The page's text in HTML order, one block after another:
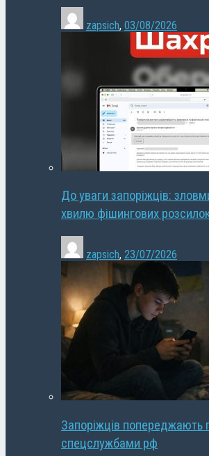
zapsich, 03/08/2026
До уваги запоріжців:
хвилю фішингових
zapsich, 23/07/2026
Запоріжців попереджають
спецслужбами рф